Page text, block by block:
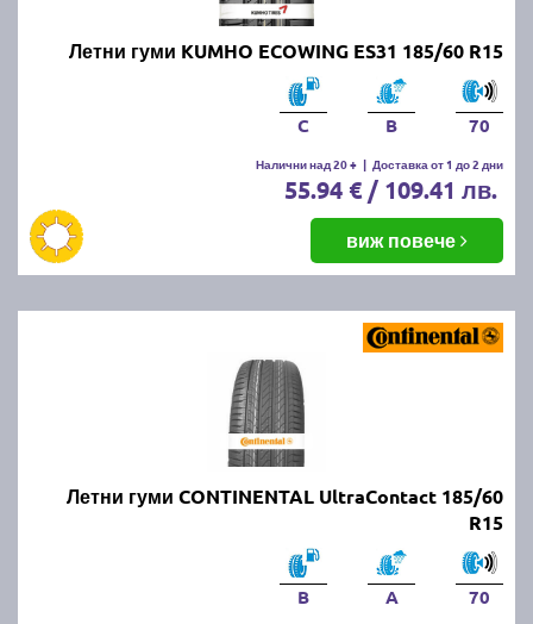
Летни гуми KUMHO ECOWING ES31 185/60 R15
C B 70
Налични над 20 + | Доставка от 1 до 2 дни
55.94 € / 109.41 лв.
виж повече
Летни гуми CONTINENTAL UltraContact 185/60
R15
B A 70